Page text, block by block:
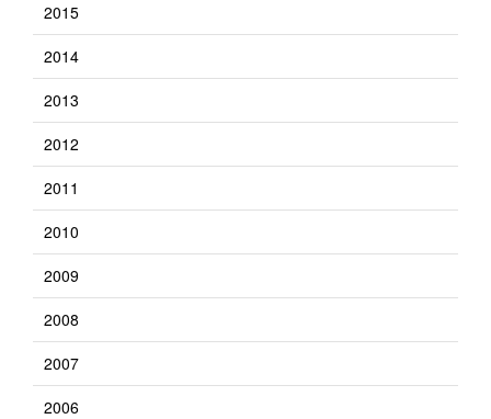
2015
2014
2013
2012
2011
2010
2009
2008
2007
2006